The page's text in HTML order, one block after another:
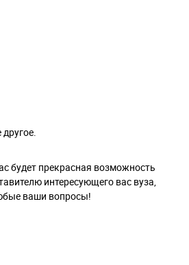
будет прекрасная возможность
интересующего вас вуза,
ваши вопросы!